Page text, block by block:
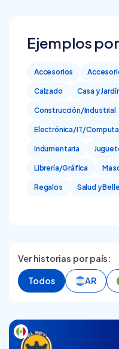
Ejemplos
Accesorios
Calzado Casa y
Construcción/Industrial
Electrónica/IT/
Indumentaria
Librería/Gráfica
Regalos Salud y
Ver historias por país:
Todos AR